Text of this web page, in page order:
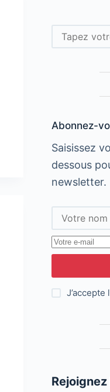
Rechercher
Abonnez-
Saisissez
dessous
newsletter.
J’accepte